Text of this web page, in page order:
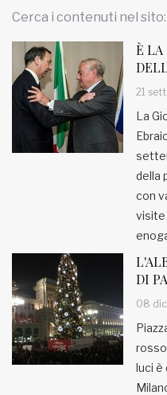
HOME
RUBRICHE
MUNICIPI
Inviateci le vostre
www.viveremilano.info
Fondato e diretto da Enzo De
Bernardis
EDB edizioni - Via Brivio
Imbonati, 89 20159 Milano
Informativa sulla privacy
Cerca i contenuti nel sito:
È LA
21
La
della
con
visite
DI
08
luci è